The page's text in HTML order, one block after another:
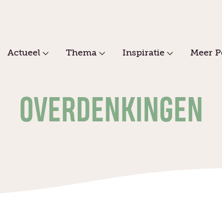
Actueel Thema Inspiratie Meer
OVERDENKINGEN